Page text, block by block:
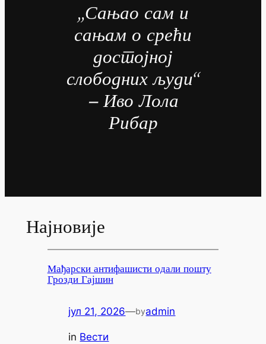
„Сањао сам и
сањам о срећи
достојној
слободних људи“
– Иво Лола
Рибар
Најновије
Мађарски антифашисти одали пошту
Грозди Гајшин
јул 21, 2026—byadmin
in Вести